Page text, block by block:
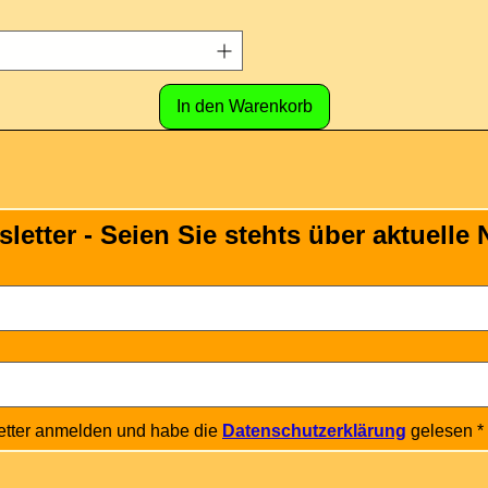
In den Warenkorb
- Seien Sie stehts über aktuelle
anmelden und habe die Datenschutzerklärung gelesen *